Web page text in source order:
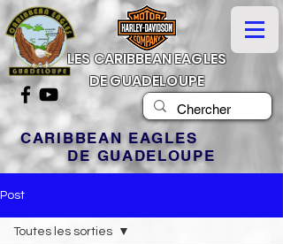
LES CARIBBEAN EAGLES
DE GUADELOUPE
CARIBBEAN EAGLES
DE GUADELOUPE
Post
Toutes les sorties